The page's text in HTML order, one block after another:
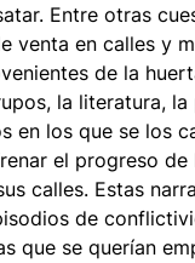
Entre otras
venta en calles y
de la
la literatura, la
en los que se los
el progreso
calles. Estas
de
que se querían